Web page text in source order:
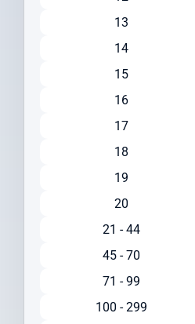
Solusi seimbang antara
Tersedia layanan pickup dari
Pengiriman via Laut
Estimasi waktu pengiriman: 30-45
Pilihan ekonomis untuk
Solusi hemat untuk pengiriman
Cek Ongkir ke
mempersiapkan anggaran
menyediakan kalkulator tarif yang
Faktor yang memengaruhi biaya
13
14
15
16
17
18
19
20
21 - 44
45 - 70
71 - 99
100 - 299